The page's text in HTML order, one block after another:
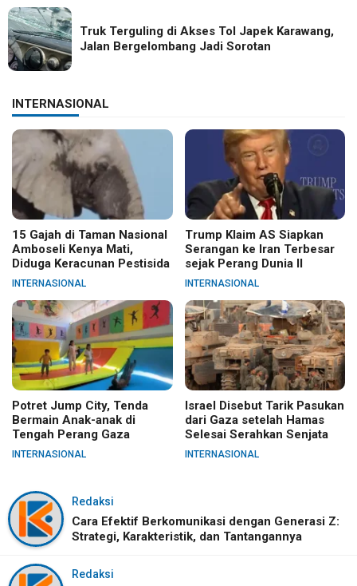
Truk Terguling di Akses Tol Japek Karawang,
Jalan Bergelombang Jadi Sorotan
INTERNASIONAL
15 Gajah di Taman Nasional
Amboseli Kenya Mati,
Diduga Keracunan Pestisida
INTERNASIONAL
Trump Klaim AS Siapkan
Serangan ke Iran Terbesar
sejak Perang Dunia II
INTERNASIONAL
Potret Jump City, Tenda
Bermain Anak-anak di
Tengah Perang Gaza
INTERNASIONAL
Israel Disebut Tarik Pasukan
dari Gaza setelah Hamas
Selesai Serahkan Senjata
INTERNASIONAL
Redaksi
Cara Efektif Berkomunikasi dengan Generasi Z:
Strategi, Karakteristik, dan Tantangannya
Redaksi